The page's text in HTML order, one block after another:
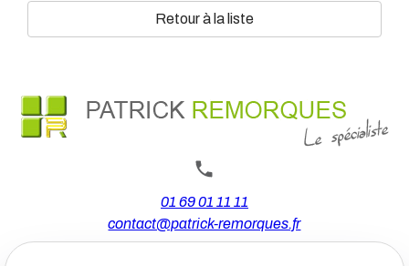
Retour à la liste
01 69 01 11 11
contact@patrick-remorques.fr